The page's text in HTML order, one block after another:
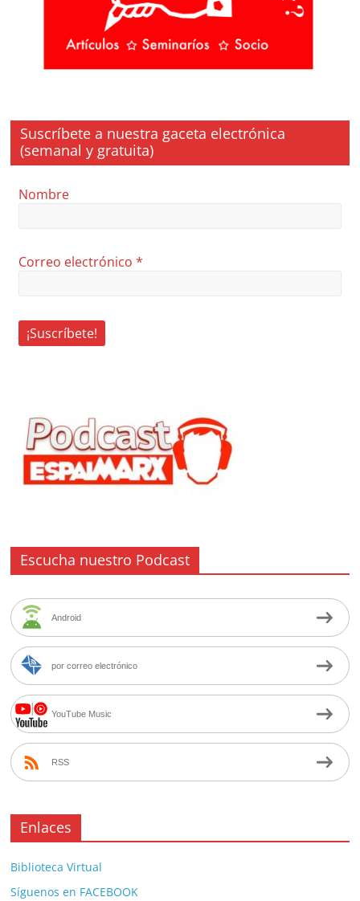
Suscríbete a nuestra gaceta electrónica
(semanal y gratuita)
Nombre
Correo electrónico*
Escucha nuestro Podcast
Android
por correo electrónico
YouTube Music
RSS
Enlaces
Biblioteca Virtual
Síguenos en FACEBOOK